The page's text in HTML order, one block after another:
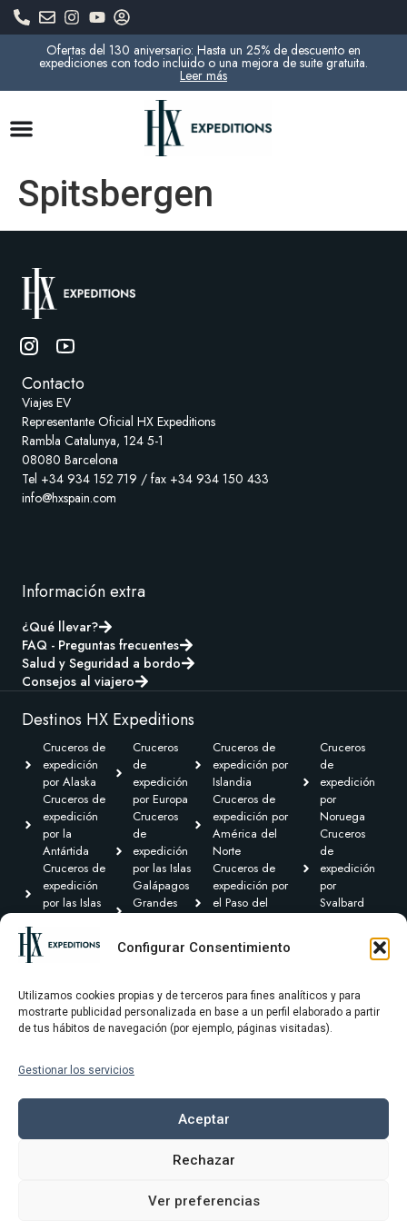
Configurar Consentimiento
Utilizamos cookies propias y de terceros para fines analíticos y para
mostrarte publicidad personalizada en base a un perfil elaborado a partir
de tus hábitos de navegación (por ejemplo, páginas visitadas).
Gestionar los servicios
Aceptar
Rechazar
Ver preferencias
Ofertas del 130 aniversario: Hasta un 25% de descuento en
expediciones con todo incluido o una mejora de suite gratuita.
Leer más
Spitsbergen
Contacto
Viajes EV
Representante Oficial HX Expeditions
Rambla Catalunya, 124 5-1
08080 Barcelona
Tel +34 934 152 719 / fax +34 934 150 433
info@hxspain.com
Información extra
¿Qué llevar?
FAQ - Preguntas frecuentes
Salud y Seguridad a bordo
Consejos al viajero
Destinos HX Expeditions
Cruceros de
expedición
por Alaska
Cruceros de
expedición
por la
Antártida
Cruceros de
expedición
por las Islas
Cruceros de
expedición por
Centroamérica
Cruceros
de
expedición
por Europa
Cruceros
de
expedición
por las Islas
Galápagos
Grandes
expedición
Groenlandia
Cruceros de
expedición por
Islandia
Cruceros de
expedición por
América del
Norte
Cruceros de
expedición por
el Paso del
Cruceros de
Sudamérica
Cruceros
de
expedición
por
Noruega
Cruceros
de
expedición
por
Svalbard
Transoceánicas
Términos y condiciones
Política de cookies